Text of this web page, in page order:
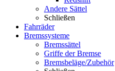
Andere Sättel
Schließen
Fahrräder
Bremssysteme
Bremssättel
Griffe der Bremse
Bremsbeläge/Zubehör